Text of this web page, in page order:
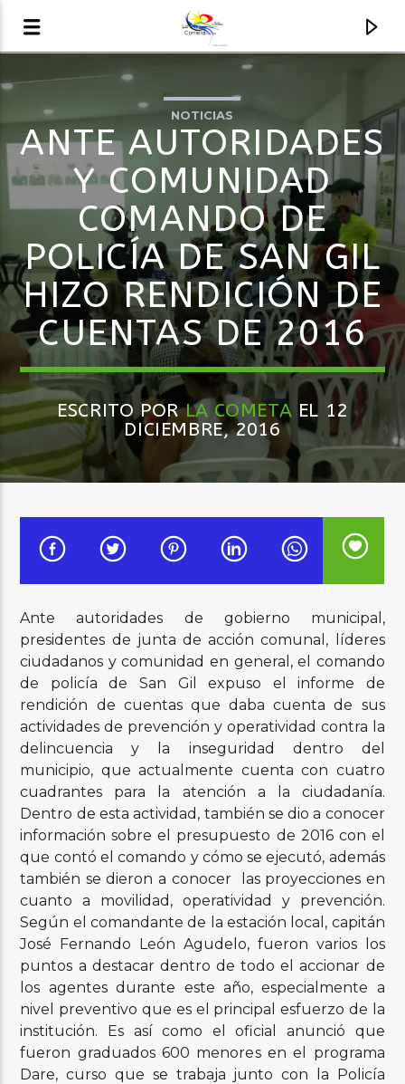
AUDIO EN VIVO
LA COMETA, SEÑALES A CIELO ABIERTO
Audio en Vivo
NOTICIAS
ANTE AUTORIDADES
Y COMUNIDAD
COMANDO DE
POLICÍA DE SAN GIL
HIZO RENDICIÓN DE
CUENTAS DE 2016
ESCRITO PORLA COMETA EL 12
DICIEMBRE, 2016
Ante autoridades de gobierno municipal,
presidentes de junta de acción comunal, líderes
ciudadanos y comunidad en general, el comando
de policía de San Gil expuso el informe de
rendición de cuentas que daba cuenta de sus
actividades de prevención y operatividad contra la
delincuencia y la inseguridad dentro del
municipio, que actualmente cuenta con cuatro
cuadrantes para la atención a la ciudadanía.
Dentro de esta actividad, también se dio a conocer
información sobre el presupuesto de 2016 con el
que contó el comando y cómo se ejecutó, además
también se dieron a conocer las proyecciones en
cuanto a movilidad, operatividad y prevención.
Según el comandante de la estación local, capitán
José Fernando León Agudelo, fueron varios los
puntos a destacar dentro de todo el accionar de
los agentes durante este año, especialmente a
nivel preventivo que es el principal esfuerzo de la
institución. Es así como el oficial anunció que
fueron graduados 600 menores en el programa
Dare, curso que se trabaja junto con la Policía